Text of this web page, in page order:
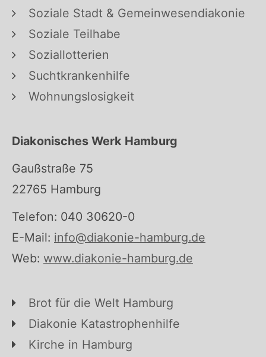
Soziale Stadt & Gemeinwesendiakonie
Soziale Teilhabe
Soziallotterien
Suchtkrankenhilfe
Wohnungslosigkeit
Diakonisches Werk Hamburg
Gaußstraße 75
22765 Hamburg
Telefon: 040 30620-0
E-Mail: info@diakonie-hamburg.de
Web: www.diakonie-hamburg.de
Brot für die Welt Hamburg
Diakonie Katastrophenhilfe
Kirche in Hamburg